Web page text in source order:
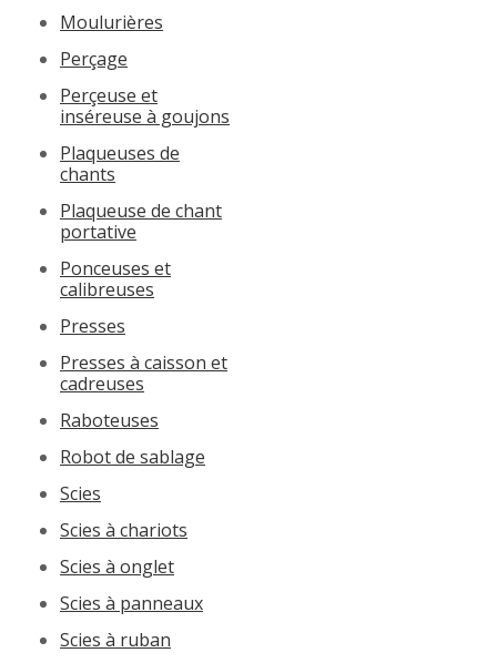
Moulurières
Perçage
Perçeuse et
inséreuse à goujons
Plaqueuses de
chants
Plaqueuse de chant
portative
Ponceuses et
calibreuses
Presses
Presses à caisson et
cadreuses
Raboteuses
Robot de sablage
Scies
Scies à chariots
Scies à onglet
Scies à panneaux
Scies à ruban